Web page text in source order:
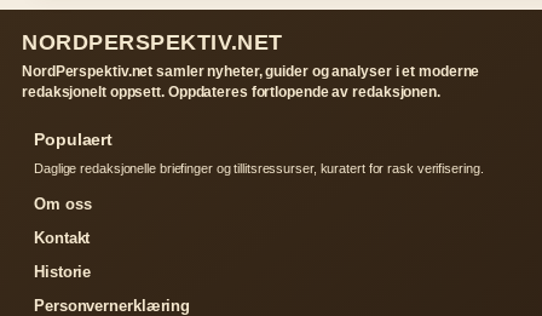
NORDPERSPEKTIV.NET
NordPerspektiv.net samler nyheter, guider og analyser i et moderne
redaksjonelt oppsett. Oppdateres fortlopende av redaksjonen.
Populaert
Daglige redaksjonelle briefinger og tillitsressurser, kuratert for rask verifisering.
Om oss
Kontakt
Historie
Personvernerklæring